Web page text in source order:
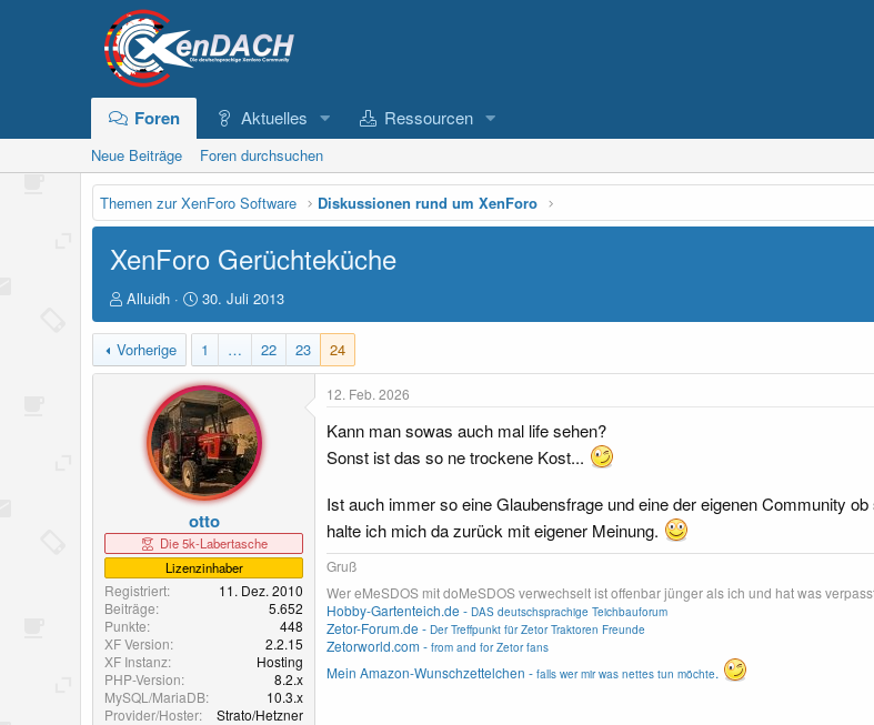
Foren Aktuelles Ressourcen
Neue Beiträge Foren durchsuchen
Themen zur XenForo Software Diskussionen rund um XenForo
XenForo Gerüchteküche
E
r
s
t
e
Alluidh
E
r
s
t
e
l
l
t
a
m
30. Juli 2013
Vorherige 1 … 22 23 24
otto
Die 5k-Labertasche
Lizenzinhaber
Registriert
11. Dez. 2010
Beiträge
5.652
Punkte
448
XF Version
2.2.15
XF Instanz
Hosting
PHP-Version
8.2.x
MySQL/MariaDB
10.3.x
Provider/Hoster
Strato/Hetzner
12. Feb. 2026
Kann man sowas auch mal life sehen?
Sonst ist das so ne trockene Kost...
Ist auch immer so eine Glaubensfrage und eine der eigenen Community
halte ich mich da zurück mit eigener Meinung.
Gruß
Wer eMeSDOS mit doMeSDOS verwechselt ist offenbar jünger als ich und hat was
Hobby-Gartenteich.de - DAS deutschsprachige Teichbauforum
Zetor-Forum.de - Der Treffpunkt für Zetor Traktoren Freunde
Zetorworld.com - from and for Zetor fans
Mein Amazon-Wunschzettelchen - falls wer mir was nettes tun möchte.